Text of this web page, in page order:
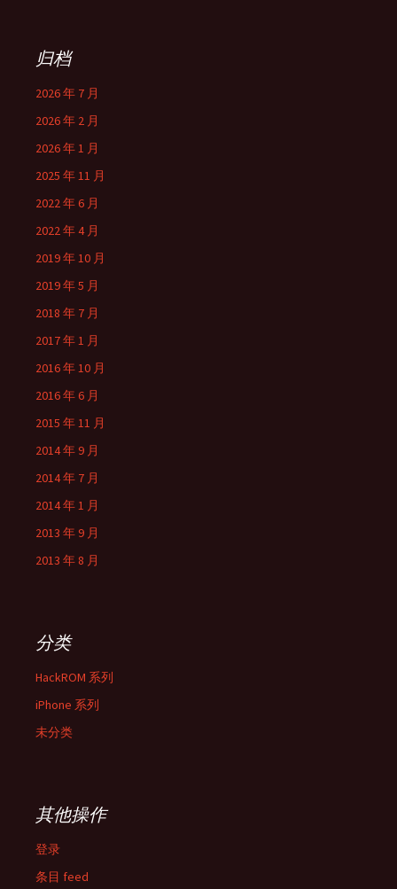
归档
2026 年 7 月
2026 年 2 月
2026 年 1 月
2025 年 11 月
2022 年 6 月
2022 年 4 月
2019 年 10 月
2019 年 5 月
2018 年 7 月
2017 年 1 月
2016 年 10 月
2016 年 6 月
2015 年 11 月
2014 年 9 月
2014 年 7 月
2014 年 1 月
2013 年 9 月
2013 年 8 月
分类
HackROM 系列
iPhone 系列
未分类
其他操作
登录
条目 feed